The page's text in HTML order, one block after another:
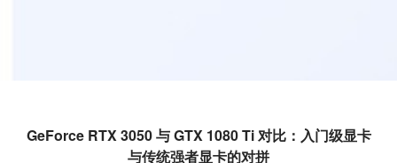
GeForce RTX 3050 与 GTX 1080 Ti 对比：入门级显卡
与传统强者显卡的对拼